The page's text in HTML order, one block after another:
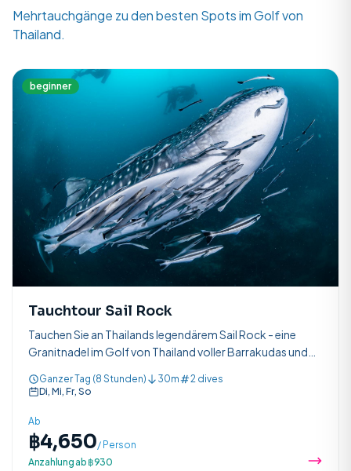
Mehrtauchgänge zu den besten Spots im Golf von
Thailand.
beginner
Tauchtour Sail Rock
Tauchen Sie an Thailands legendärem Sail Rock - eine
Granitnadel im Golf von Thailand voller Barrakudas und
Ganzer Tag (8 Stunden) 30m
2 dives
Di, Mi, Fr, So
Ab
฿4,650/ Person
Anzahlung ab ฿930
Entdecken
BELIEBTE TOUREN
Sail Rock Tour
GOLF VON THAILAND
Open Water
Schnuppertauchen
Perfekt für Anfänger ohne Erfahrung.